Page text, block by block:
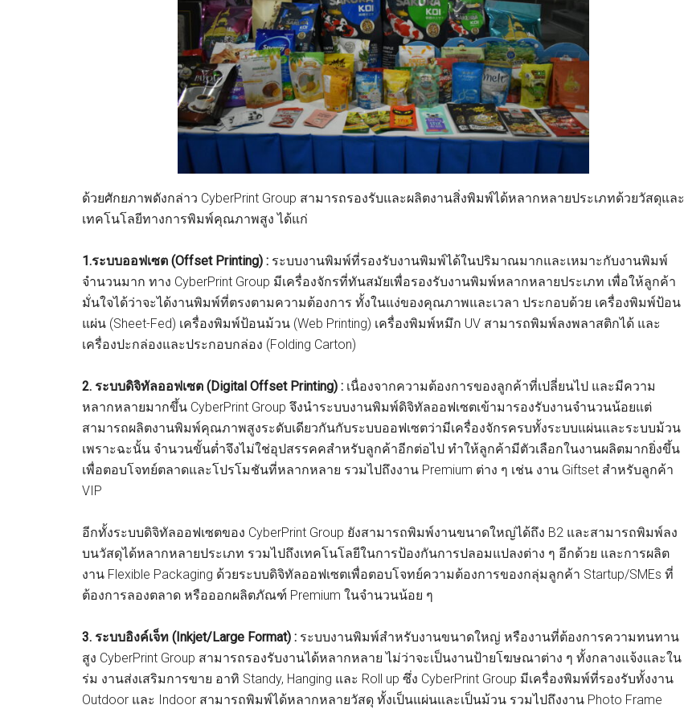
ด้วยศักยภาพดังกล่าว CyberPrint Group สามารถรองรับและผลิตงานสิ่งพิมพ์ได้หลากหลายประเภทด้วยวัสดุและ
เทคโนโลยีทางการพิมพ์คุณภาพสูง ได้แก่
1.ระบบออฟเซต (Offset Printing) : ระบบงานพิมพ์ที่รองรับงานพิมพ์ได้ในปริมาณมากและเหมาะกับงานพิมพ์
จำนวนมาก ทาง CyberPrint Group มีเครื่องจักรที่ทันสมัยเพื่อรองรับงานพิมพ์หลากหลายประเภท เพื่อให้ลูกค้า
มั่นใจได้ว่าจะได้งานพิมพ์ที่ตรงตามความต้องการ ทั้งในแง่ของคุณภาพและเวลา ประกอบด้วย เครื่องพิมพ์ป้อน
แผ่น (Sheet-Fed) เครื่องพิมพ์ป้อนม้วน (Web Printing) เครื่องพิมพ์หมึก UV สามารถพิมพ์ลงพลาสติกได้ และ
เครื่องปะกล่องและประกอบกล่อง (Folding Carton)
2. ระบบดิจิทัลออฟเซต (Digital Offset Printing) : เนื่องจากความต้องการของลูกค้าที่เปลี่ยนไป และมีความ
หลากหลายมากขึ้น CyberPrint Group จึงนำระบบงานพิมพ์ดิจิทัลออฟเซตเข้ามารองรับงานจำนวนน้อยแต่
สามารถผลิตงานพิมพ์คุณภาพสูงระดับเดียวกันกับระบบออฟเซตว่ามีเครื่องจักรครบทั้งระบบแผ่นและระบบม้วน
เพราะฉะนั้น จำนวนขั้นต่ำจึงไม่ใช่อุปสรรคคสำหรับลูกค้าอีกต่อไป ทำให้ลูกค้ามีตัวเลือกในงานผลิตมากยิ่งขึ้น
เพื่อตอบโจทย์ตลาดและโปรโมชันที่หลากหลาย รวมไปถึงงาน Premium ต่าง ๆ เช่น งาน Giftset สำหรับลูกค้า
VIP
อีกทั้งระบบดิจิทัลออฟเซตของ CyberPrint Group ยังสามารถพิมพ์งานขนาดใหญ่ได้ถึง B2 และสามารถพิมพ์ลง
บนวัสดุได้หลากหลายประเภท รวมไปถึงเทคโนโลยีในการป้องกันการปลอมแปลงต่าง ๆ อีกด้วย และการผลิต
งาน Flexible Packaging ด้วยระบบดิจิทัลออฟเซตเพื่อตอบโจทย์ความต้องการของกลุ่มลูกค้า Startup/SMEs ที่
ต้องการลองตลาด หรือออกผลิตภัณฑ์ Premium ในจำนวนน้อย ๆ
3. ระบบอิงค์เจ็ท (Inkjet/Large Format) : ระบบงานพิมพ์สำหรับงานขนาดใหญ่ หรืองานที่ต้องการความทนทาน
สูง CyberPrint Group สามารถรองรับงานได้หลากหลาย ไม่ว่าจะเป็นงานป้ายโฆษณาต่าง ๆ ทั้งกลางแจ้งและใน
ร่ม งานส่งเสริมการขาย อาทิ Standy, Hanging และ Roll up ซึ่ง CyberPrint Group มีเครื่องพิมพ์ที่รองรับทั้งงาน
Outdoor และ Indoor สามารถพิมพ์ได้หลากหลายวัสดุ ทั้งเป็นแผ่นและเป็นม้วน รวมไปถึงงาน Photo Frame